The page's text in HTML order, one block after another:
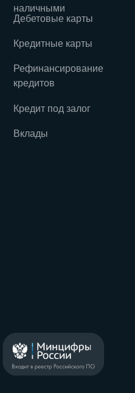
Рефинансирование
кредитов
Вклады
Кредит под залог
Кредитные карты
Дебетовые карты
наличными